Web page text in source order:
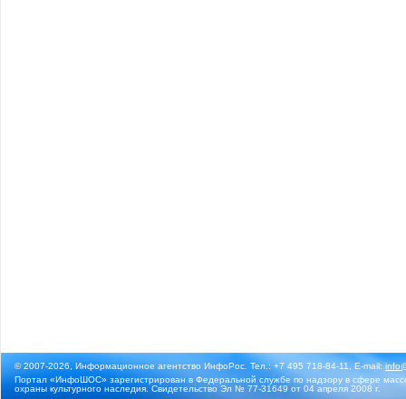
© 2007-2026, Информационное агентство ИнфоРос. Тел.: +7 495 718-84-11, E-mail:
Портал «ИнфоШОС» зарегистрирован в Федеральной службе по надзору в сфере
охраны культурного наследия. Свидетельство Эл № 77-31649 от 04 апреля 2008 г.